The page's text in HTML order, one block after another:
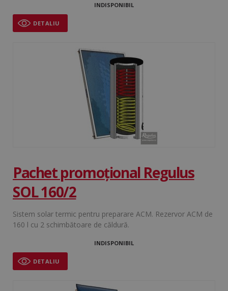
INDISPONIBIL
DETALIU
Pachet promoțional Regulus
SOL 160/2
Sistem solar termic pentru preparare ACM. Rezervor ACM de
160 l cu 2 schimbătoare de căldură.
INDISPONIBIL
DETALIU